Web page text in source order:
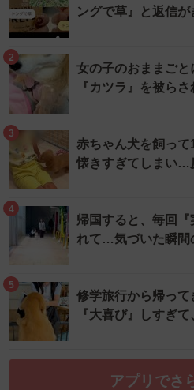
ングで草』と返信
2
女の子のおままご
『カツラ』を被ら
3
赤ちゃん犬を飼っ
懐きすぎてしまい
4
帰国すると、毎回『
れて…気づいた瞬
5
修学旅行から帰っ
『大喜び』しすぎ
アプリでさ